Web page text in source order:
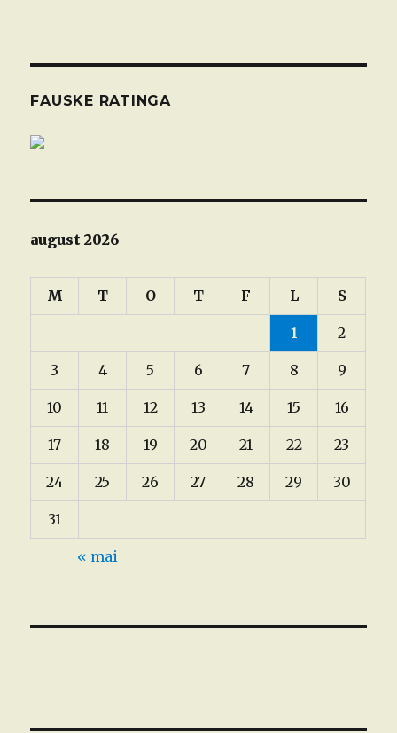
FAUSKE RATINGA
august 2026
M T O T F L S
1 2
3 4 5 6 7 8 9
10 11 12 13 14 15 16
17 18 19 20 21 22 23
24 25 26 27 28 29 30
31
« mai